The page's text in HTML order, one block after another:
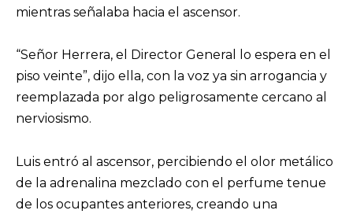
mientras señalaba hacia el ascensor.
“Señor Herrera, el Director General lo espera en el
piso veinte”, dijo ella, con la voz ya sin arrogancia y
reemplazada por algo peligrosamente cercano al
nerviosismo.
Luis entró al ascensor, percibiendo el olor metálico
de la adrenalina mezclado con el perfume tenue
de los ocupantes anteriores, creando una